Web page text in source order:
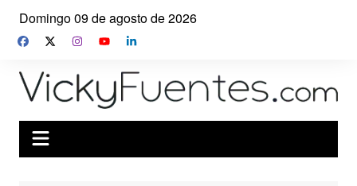
Saltar
contenido
Domingo 09 de agosto de 2026